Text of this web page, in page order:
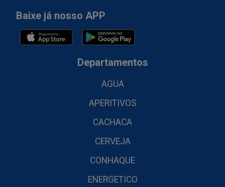
Baixe já nosso APP
Departamentos
AGUA
APERITIVOS
CACHACA
CERVEJA
CONHAQUE
ENERGETICO